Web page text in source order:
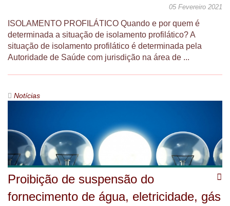
05 Fevereiro 2021
ISOLAMENTO PROFILÁTICO Quando e por quem é
determinada a situação de isolamento profilático? A
situação de isolamento profilático é determinada pela
Autoridade de Saúde com jurisdição na área de ...
Notícias
Proibição de suspensão do
fornecimento de água, eletricidade, gás